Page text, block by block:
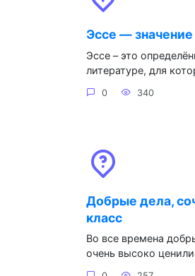
Эссе — значение
Эссе – это
литературе, для
0 340
Добрые дела,
класс
Во все времена
очень высоко